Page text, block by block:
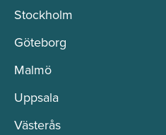
Stockholm
Göteborg
Malmö
Uppsala
Västerås